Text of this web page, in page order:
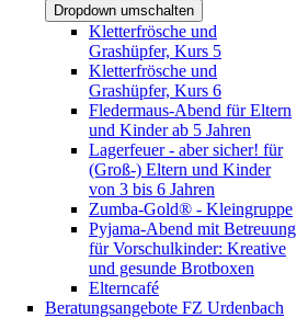
Dropdown umschalten
Kletterfrösche und
Grashüpfer, Kurs 5
Kletterfrösche und
Grashüpfer, Kurs 6
Fledermaus-Abend für Eltern
und Kinder ab 5 Jahren
Lagerfeuer - aber sicher! für
(Groß-) Eltern und Kinder
von 3 bis 6 Jahren
Zumba-Gold® - Kleingruppe
Pyjama-Abend mit Betreuung
für Vorschulkinder: Kreative
und gesunde Brotboxen
Elterncafé
Beratungsangebote FZ Urdenbach